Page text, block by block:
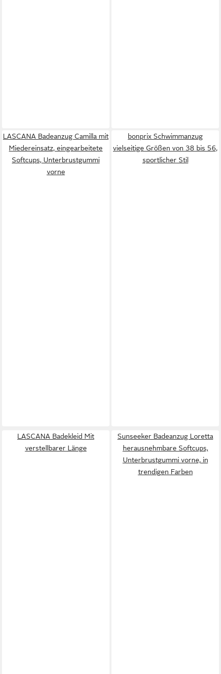
LASCANA Badeanzug Camilla mit
Miedereinsatz, eingearbeitete
Softcups, Unterbrustgummi
vorne
bonprix Schwimmanzug
vielseitige Größen von 38 bis 56,
sportlicher Stil
LASCANA Badekleid Mit
verstellbarer Länge
Sunseeker Badeanzug Loretta
herausnehmbare Softcups,
Unterbrustgummi vorne, in
trendigen Farben